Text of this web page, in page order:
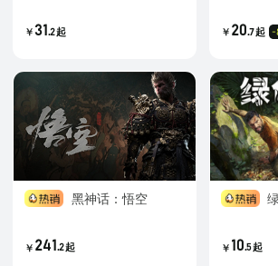
￥31 2起 ￥ 20 7起 -
黑神话：悟空
￥ 241 2起 ￥ 10 5起